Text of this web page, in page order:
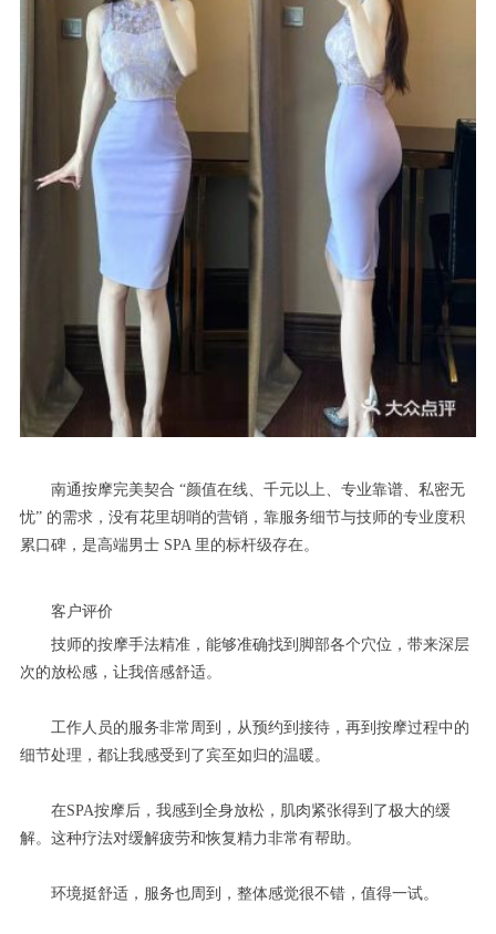
南通按摩完美契合 “颜值在线、千元以上、专业靠谱、私密无
忧” 的需求，没有花里胡哨的营销，靠服务细节与技师的专业度积
累口碑，是高端男士 SPA 里的标杆级存在。
客户评价
技师的按摩手法精准，能够准确找到脚部各个穴位，带来深层
次的放松感，让我倍感舒适。
工作人员的服务非常周到，从预约到接待，再到按摩过程中的
细节处理，都让我感受到了宾至如归的温暖。
在SPA按摩后，我感到全身放松，肌肉紧张得到了极大的缓
解。这种疗法对缓解疲劳和恢复精力非常有帮助。
环境挺舒适，服务也周到，整体感觉很不错，值得一试。